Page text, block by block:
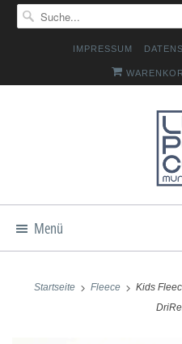
IMPRESSUM
Menü
Startseite Fleece
Kids